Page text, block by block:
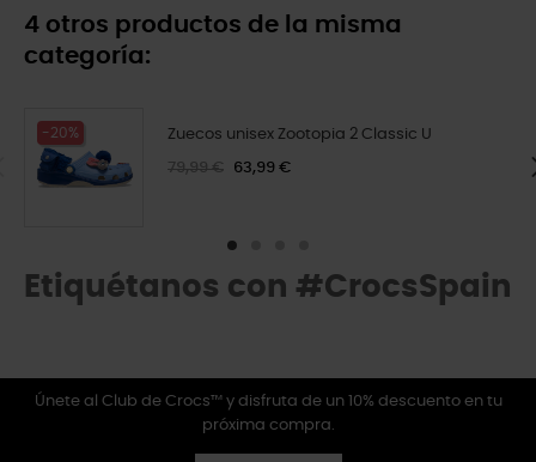
4 otros productos de la misma
categoría:
-20% Zuecos unisex Zootopia 2 Classic U
79,99 € 63,99 €
Etiquétanos con #CrocsSpain
Únete al Club de Crocs™ y disfruta de un 10% descuento en tu
próxima compra.